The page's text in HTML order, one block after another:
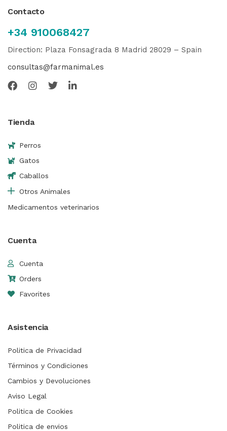
Contacto
+34 910068427
Direction: Plaza Fonsagrada 8 Madrid 28029 – Spain
consultas@farmanimal.es
Tienda
Perros
Gatos
Caballos
Otros Animales
Medicamentos veterinarios
Cuenta
Cuenta
Orders
Favorites
Asistencia
Politica de Privacidad
Términos y Condiciones
Cambios y Devoluciones
Aviso Legal
Politica de Cookies
Politica de envios